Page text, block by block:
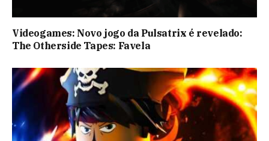
Videogames: Novo jogo da Pulsatrix é revelado:
The Otherside Tapes: Favela